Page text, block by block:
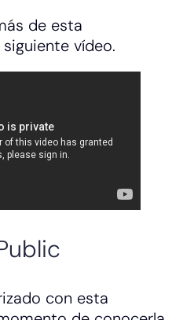
de esta
vídeo.
con esta